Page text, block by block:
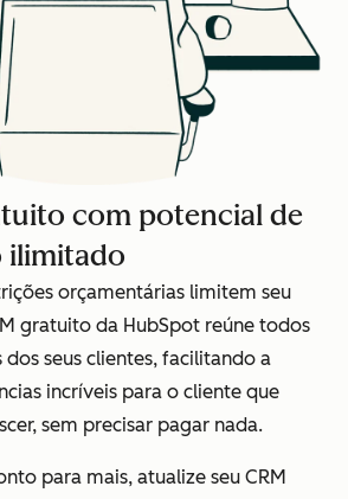
com potencial de
ilimitado
orçamentárias limitem seu
gratuito da HubSpot reúne todos
dos seus clientes, facilitando a
incríveis para o cliente que
sem precisar pagar nada.
para mais, atualize seu CRM